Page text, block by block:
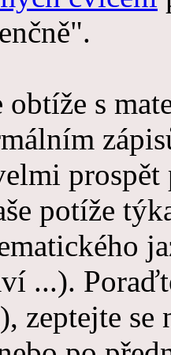
obtíže s
potíže
...).
zeptejte se